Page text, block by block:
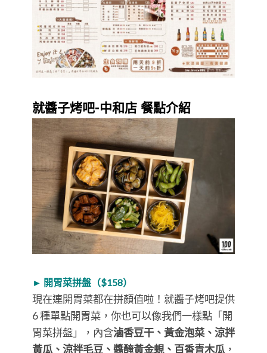
就醬子烤吧-中和店 餐點介紹
► 開胃菜拼盤（$158）
現在連開胃菜都在拼顏值啦！就醬子烤吧提供
6 種單點開胃菜，你也可以像我們一樣點「開
胃菜拼盤」，內含滷香豆干、黃金泡菜、涼拌
黃瓜、涼拌毛豆、醬醃黃金蜆、百香青木瓜 ，